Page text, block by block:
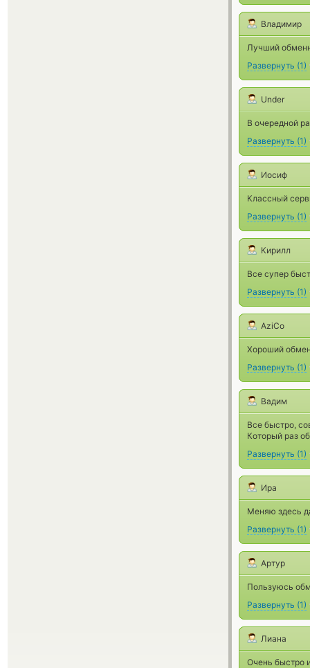
Владимир
Лучший
Развернуть (1)
Under
В очередной
Развернуть (1)
Иосиф
Классный
Развернуть (1)
Кирилл
Все супер
Развернуть (1)
AziCo
Хороший
Развернуть (1)
Вадим
Все быстро,
Который раз
Развернуть (1)
Ира
Меняю здесь
Развернуть (1)
Артур
Пользуюсь
Развернуть (1)
Лиана
Очень быстро